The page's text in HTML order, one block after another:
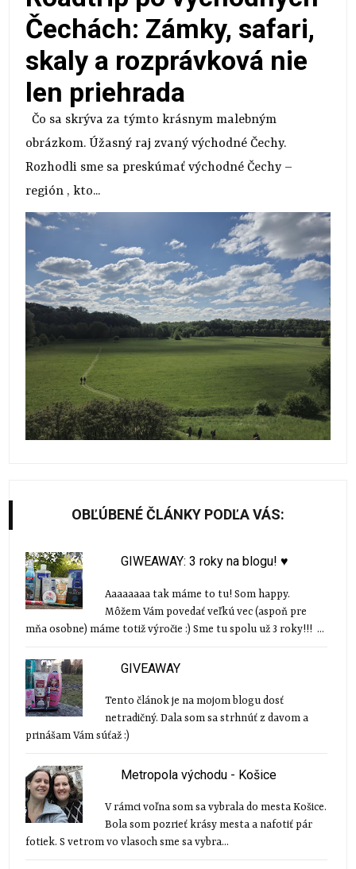
Čechách: Zámky, safari,
skaly a rozprávková nie
len priehrada
Čo sa skrýva za týmto krásnym malebným
obrázkom. Úžasný raj zvaný východné Čechy.
Rozhodli sme sa preskúmať východné Čechy –
región , kto...
OBĽÚBENÉ ČLÁNKY PODĽA VÁS:
GIWEAWAY: 3 roky na blogu! ♥
Aaaaaaaa tak máme to tu! Som happy.
Môžem Vám povedať veľkú vec (aspoň pre
mňa osobne) máme totiž výročie :) Sme tu spolu už 3 roky!!! ...
GIVEAWAY
Tento článok je na mojom blogu dosť
netradičný. Dala som sa strhnúť z davom a
prinášam Vám súťaž :)
Metropola východu - Košice
V rámci voľna som sa vybrala do mesta Košice.
Bola som pozrieť krásy mesta a nafotiť pár
fotiek. S vetrom vo vlasoch sme sa vybra...